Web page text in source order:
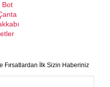
Bot
Fırsatlardan İlk Sizin Haberiniz